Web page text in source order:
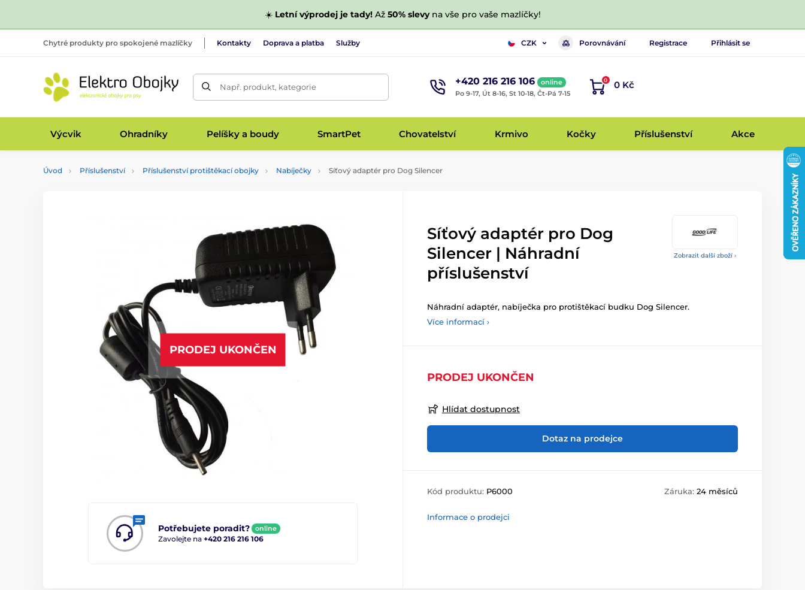
☀️ Letní výprodej je tady!Až 50% slevyna vše pro vaše mazlíčky!
Chytré produkty pro spokojené mazlíčky Kontakty Doprava a platba Služby CZK Porovnávání Registrace Přihlásit se
Např. produkt, kategorie +420 216 216 106
online
Po 9-17, Út 8-16, St 10-18, Čt-Pá 7-15
0 0 Kč
Výcvik Ohradníky Pelíšky a boudy SmartPet Chovatelství Krmivo Kočky Příslušenství Akce
Úvod Příslušenství Příslušenství protištěkací obojky Nabíječky Síťový adaptér pro Dog Silencer
Zobrazit další zboží ›
PRODEJ UKONČEN
Potřebujete poradit? online
Zavolejte na +420 216 216 106
Síťový adaptér pro Dog
Silencer | Náhradní
příslušenství
Náhradní adaptér, nabíječka pro protištěkací budku Dog Silencer.
Více informací ›
PRODEJ UKONČEN
Hlídat dostupnost
Dotaz na prodejce
Kód produktu: P6000 Záruka: 24 měsíců
Informace o prodejci